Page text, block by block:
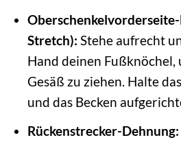
Stretch): Stehe aufrecht
Hand deinen Fußknöchel,
Gesäß zu ziehen. Halte
und das Becken
Rückenstrecker-Dehnung: